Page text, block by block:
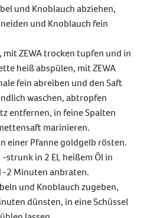
und Knoblauch abziehen,
und Knoblauch fein
ZEWA trocken tupfen und in
heiß abspülen, mit ZEWA
fein abreiben und den Saft
waschen, abtropfen
entfernen, in feine Spalten
marinieren.
einer Pfanne goldgelb rösten.
strunk in 2 EL heißem Öl in
2 Minuten anbraten.
und Knoblauch zugeben,
dünsten, in eine Schüssel